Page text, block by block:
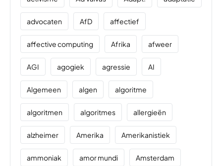
advocaten AfD affectief
affective computing Afrika afweer
AGI agogiek agressie AI
Algemeen algen algoritme
algoritmen algoritmes allergieën
alzheimer Amerika Amerikanistiek
ammoniak amor mundi Amsterdam